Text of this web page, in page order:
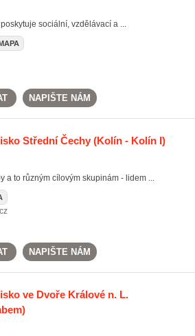
sociální, vzdělávací a ...
NAPIŠTE NÁM
Střední Čechy(Kolín - Kolín I)
a to různým cílovým skupinám - lidem ...
NAPIŠTE NÁM
ve Dvoře Králové n. L.